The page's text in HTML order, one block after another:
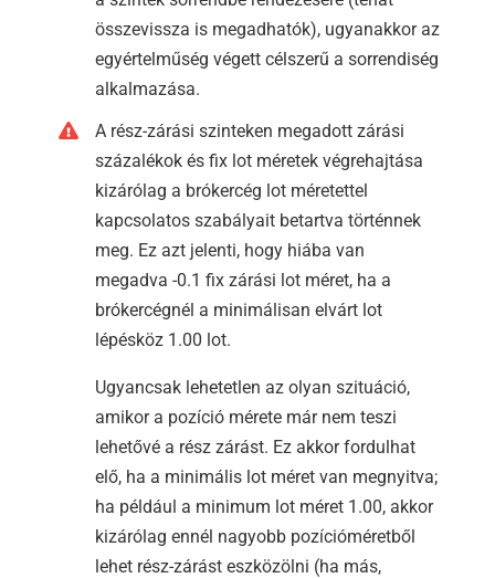
összevissza is megadhatók), ugyanakkor az
egyértelműség végett célszerű a sorrendiség
alkalmazása.
A rész-zárási szinteken megadott zárási
százalékok és fix lot méretek végrehajtása
kizárólag a brókercég lot méretettel
kapcsolatos szabályait betartva történnek
meg. Ez azt jelenti, hogy hiába van
megadva -0.1 fix zárási lot méret, ha a
brókercégnél a minimálisan elvárt lot
lépésköz 1.00 lot.
Ugyancsak lehetetlen az olyan szituáció,
amikor a pozíció mérete már nem teszi
lehetővé a rész zárást. Ez akkor fordulhat
elő, ha a minimális lot méret van megnyitva;
ha például a minimum lot méret 1.00, akkor
kizárólag ennél nagyobb pozícióméretből
lehet rész-zárást eszközölni (ha más,